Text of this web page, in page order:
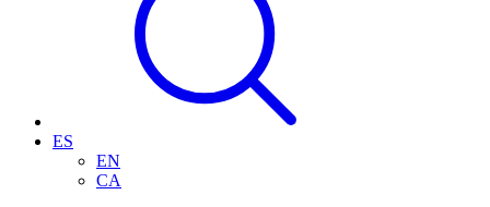
ES
EN
CA